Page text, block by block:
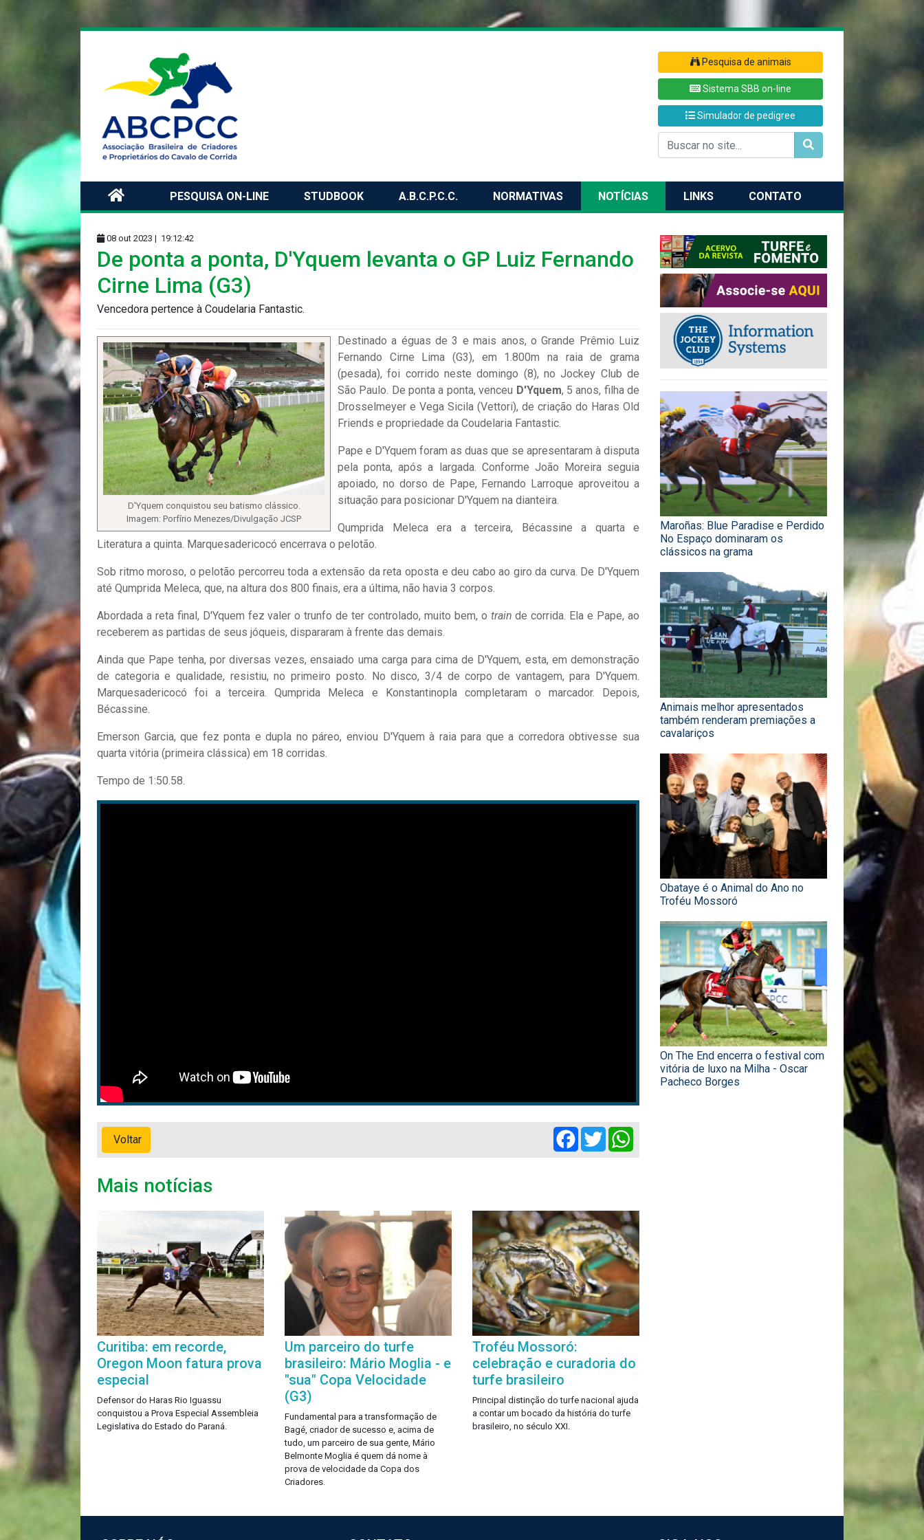
Pesquisa de animais
Sistema SBB on-line
Simulador de pedigree
PESQUISA ON-LINE STUDBOOK A.B.C.P.C.C. NORMATIVAS NOTÍCIAS LINKS CONTATO
08 out 2023 | 19:12:42
De ponta a ponta, D'Yquem levanta o GP Luiz Fernando
Cirne Lima (G3)
Vencedora pertence à Coudelaria Fantastic.
D'Yquem conquistou seu batismo clássico.
Imagem: Porfírio Menezes/Divulgação JCSP
Destinado a éguas de 3 e mais anos, o Grande Prêmio Luiz
Fernando Cirne Lima (G3), em 1.800m na raia de grama
(pesada), foi corrido neste domingo (8), no Jockey Club de
São Paulo. De ponta a ponta, venceu D'Yquem, 5 anos, filha de
Drosselmeyer e Vega Sicila (Vettori), de criação do Haras Old
Friends e propriedade da Coudelaria Fantastic.
Pape e D'Yquem foram as duas que se apresentaram à disputa
pela ponta, após a largada. Conforme João Moreira seguia
apoiado, no dorso de Pape, Fernando Larroque aproveitou a
situação para posicionar D'Yquem na dianteira.
Qumprida Meleca era a terceira, Bécassine a quarta e
Literatura a quinta. Marquesadericocó encerrava o pelotão.
Sob ritmo moroso, o pelotão percorreu toda a extensão da reta oposta e deu cabo ao giro da curva. De D'Yquem
até Qumprida Meleca, que, na altura dos 800 finais, era a última, não havia 3 corpos.
Abordada a reta final, D'Yquem fez valer o trunfo de ter controlado, muito bem, o train de corrida. Ela e Pape, ao
receberem as partidas de seus jóqueis, dispararam à frente das demais.
Ainda que Pape tenha, por diversas vezes, ensaiado uma carga para cima de D'Yquem, esta, em demonstração
de categoria e qualidade, resistiu, no primeiro posto. No disco, 3/4 de corpo de vantagem, para D'Yquem.
Marquesadericocó foi a terceira. Qumprida Meleca e Konstantinopla completaram o marcador. Depois,
Bécassine.
Emerson Garcia, que fez ponta e dupla no páreo, enviou D'Yquem à raia para que a corredora obtivesse sua
quarta vitória (primeira clássica) em 18 corridas.
Tempo de 1:50.58.
Voltar
Facebook
Twitter
Mais notícias
Curitiba: em recorde,
Oregon Moon fatura prova
especial
Defensor do Haras Rio Iguassu
conquistou a Prova Especial Assembleia
Legislativa do Estado do Paraná.
Um parceiro do turfe
brasileiro: Mário Moglia - e
"sua" Copa Velocidade
(G3)
Fundamental para a transformação de
Bagé, criador de sucesso e, acima de
tudo, um parceiro de sua gente, Mário
Belmonte Moglia é quem dá nome à
prova de velocidade da Copa dos
Criadores.
Troféu Mossoró:
celebração e curadoria do
turfe brasileiro
Principal distinção do turfe nacional ajuda
a contar um bocado da história do turfe
brasileiro, no século XXI.
Maroñas: Blue Paradise e Perdido
No Espaço dominaram os
clássicos na grama
Animais melhor apresentados
também renderam premiações a
cavalariços
Obataye é o Animal do Ano no
Troféu Mossoró
On The End encerra o festival com
vitória de luxo na Milha - Oscar
Pacheco Borges